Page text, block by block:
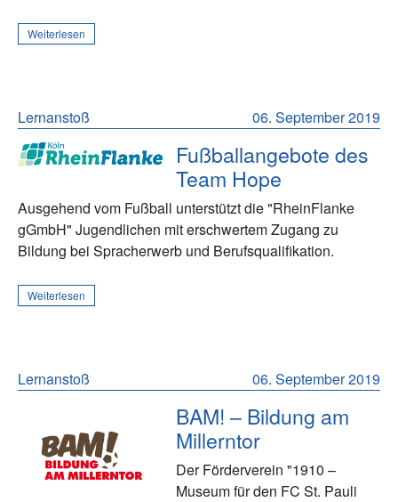
Weiterlesen
06. September 2019
Lernanstoß
Fußballangebote des
Team Hope
Ausgehend vom Fußball unterstützt die "RheinFlanke
gGmbH" Jugendlichen mit erschwertem Zugang zu
Bildung bei Spracherwerb und Berufsqualifikation.
Weiterlesen
06. September 2019
Lernanstoß
BAM! – Bildung am
Millerntor
Der Förderverein "1910 –
Museum für den FC St. Pauli